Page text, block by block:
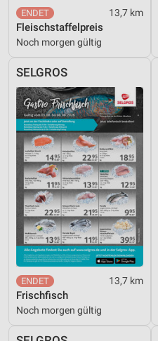
13,7 km
Fleischstaffelpreis
Noch morgen gültig
SELGROS
13,7 km
Frischfisch
Noch morgen gültig